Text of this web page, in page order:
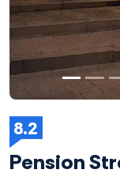
8.2
Pension